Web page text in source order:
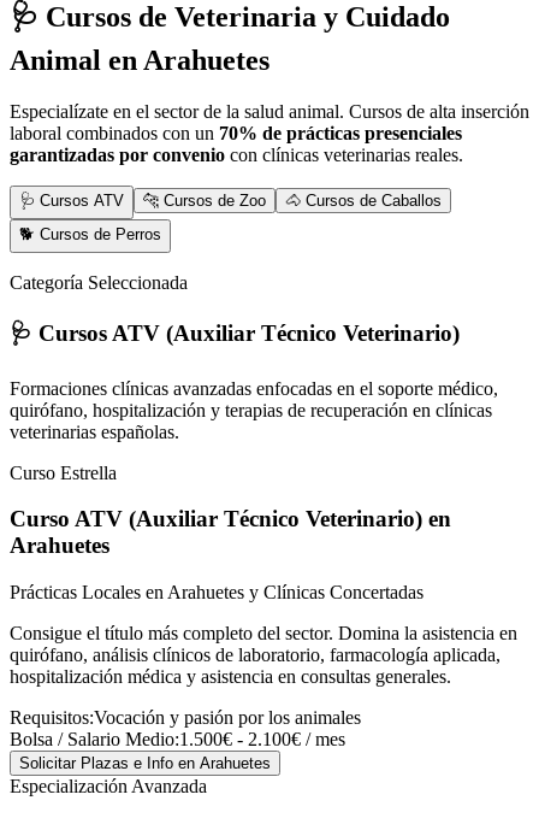
🩺 Cursos de Veterinaria y Cuidado
Animal en Arahuetes
Especialízate en el sector de la salud animal. Cursos de alta inserción
laboral combinados con un 70% de prácticas presenciales
garantizadas por convenio con clínicas veterinarias reales.
🩺 Cursos ATV 🐆 Cursos de Zoo
🐴 Cursos de Caballos
🐕 Cursos de Perros
Categoría Seleccionada
🩺 Cursos ATV (Auxiliar Técnico Veterinario)
Formaciones clínicas avanzadas enfocadas en el soporte médico,
quirófano, hospitalización y terapias de recuperación en clínicas
veterinarias españolas.
Curso Estrella
Curso ATV (Auxiliar Técnico Veterinario) en
Arahuetes
Prácticas Locales en Arahuetes y Clínicas Concertadas
Consigue el título más completo del sector. Domina la asistencia en
quirófano, análisis clínicos de laboratorio, farmacología aplicada,
hospitalización médica y asistencia en consultas generales.
Requisitos:Vocación y pasión por los animales
Bolsa / Salario Medio:1.500€ - 2.100€ / mes
Solicitar Plazas e Info en Arahuetes
Especialización Avanzada